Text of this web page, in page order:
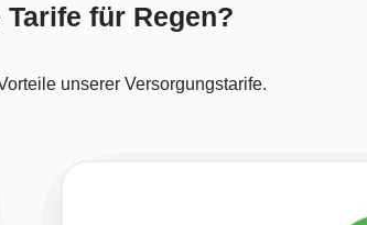
für Regen?
unserer Versorgungstarife.